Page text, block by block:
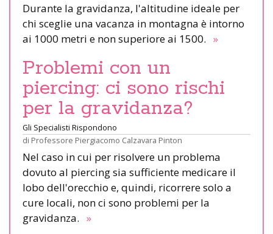
Durante la gravidanza, l'altitudine ideale per
chi sceglie una vacanza in montagna è intorno
ai 1000 metri e non superiore ai 1500. »
Problemi con un
piercing: ci sono rischi
per la gravidanza?
Gli Specialisti Rispondono
di Professore Piergiacomo Calzavara Pinton
Nel caso in cui per risolvere un problema
dovuto al piercing sia sufficiente medicare il
lobo dell'orecchio e, quindi, ricorrere solo a
cure locali, non ci sono problemi per la
gravidanza. »